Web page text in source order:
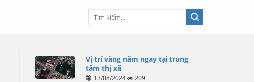
Vị trí vàng nằm ngay tại trung
tâm thị xã
13/08/2024 209